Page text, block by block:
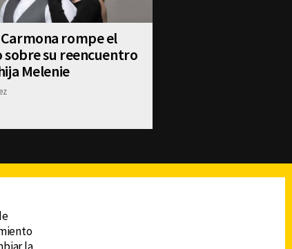
rompe el
sobre su reencuentro
Melenie